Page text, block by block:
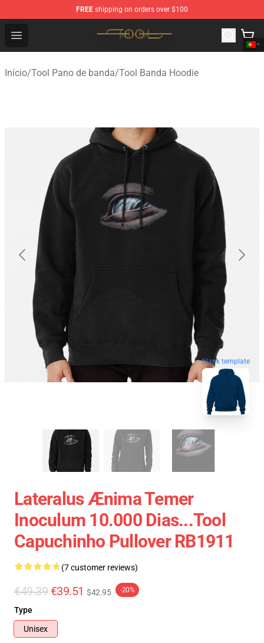
FREE shipping on orders over $100
Open menu
Tool Store - Official Tool Merchandise Shop
Início/Tool Pano de banda/Tool Banda Hoodie
blank template
Lateralus Ænima Temer
Inoculum 10.000 Dias...tool
Capuchinho Pullover RB1911
(7 customer reviews)
€49.39 €39.51 $42.95 -20%
Type
Unisex